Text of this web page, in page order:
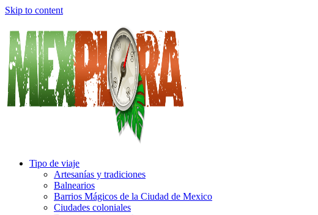
Skip to content
Tipo de viaje
Artesanías y tradiciones
Balnearios
Barrios Mágicos de la Ciudad de Mexico
Ciudades coloniales